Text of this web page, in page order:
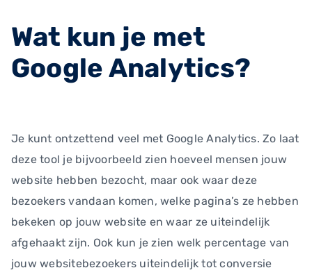
Wat kun je met
Google Analytics?
Je kunt ontzettend veel met Google Analytics. Zo laat
deze tool je bijvoorbeeld zien hoeveel mensen jouw
website hebben bezocht, maar ook waar deze
bezoekers vandaan komen, welke pagina’s ze hebben
bekeken op jouw website en waar ze uiteindelijk
afgehaakt zijn. Ook kun je zien welk percentage van
jouw websitebezoekers uiteindelijk tot conversie